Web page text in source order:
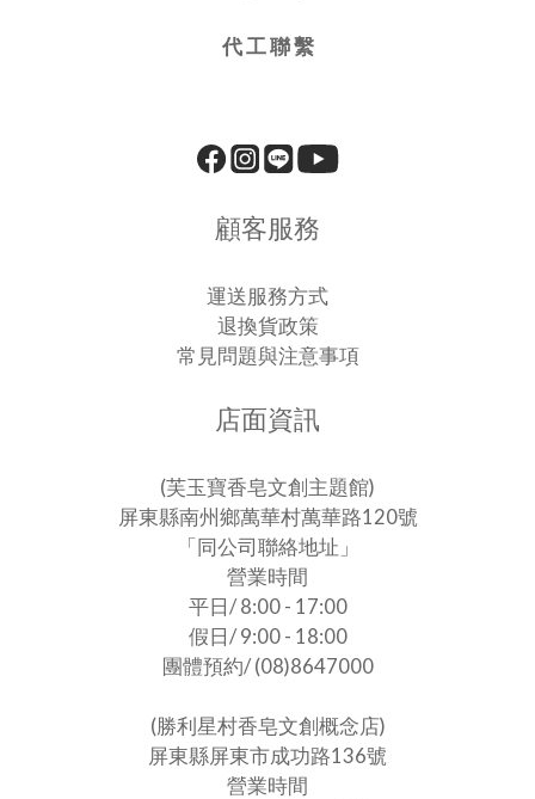
代 工 聯 繫
顧客服務
運送服務方式
退換貨政策
常見問題與注意事項
店面資訊
(芙玉寶香皂文創主題館)
屏東縣南州鄉萬華村萬華路120號
「同公司聯絡地址」
營業時間
平日/ 8:00 - 17:00
假日/ 9:00 - 18:00
團體預約/ (08)8647000
(勝利星村香皂文創概念店)
屏東縣屏東市成功路136號
營業時間